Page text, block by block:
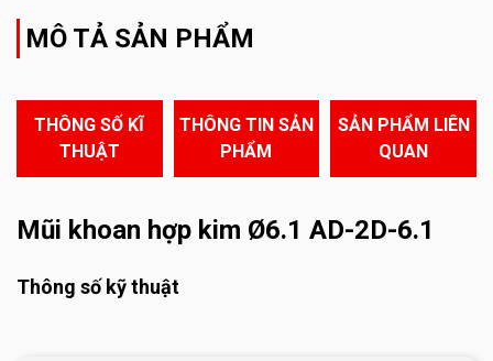
MÔ TẢ SẢN PHẨM
THÔNG SỐ KĨ
THUẬT
THÔNG TIN SẢN
PHẨM
SẢN PHẨM LIÊN
QUAN
Mũi khoan hợp kim Ø6.1 AD-2D-6.1
Thông số kỹ thuật